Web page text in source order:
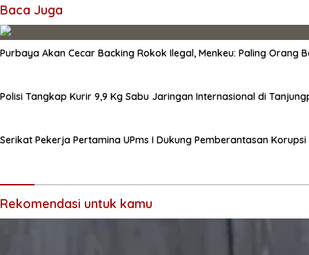
Baca Juga
Purbaya Akan Cecar Backing Rokok Ilegal, Menkeu: Paling Orang
Polisi Tangkap Kurir 9,9 Kg Sabu Jaringan Internasional di
Serikat Pekerja Pertamina UPms I Dukung Pemberantasan
Rekomendasi untuk kamu